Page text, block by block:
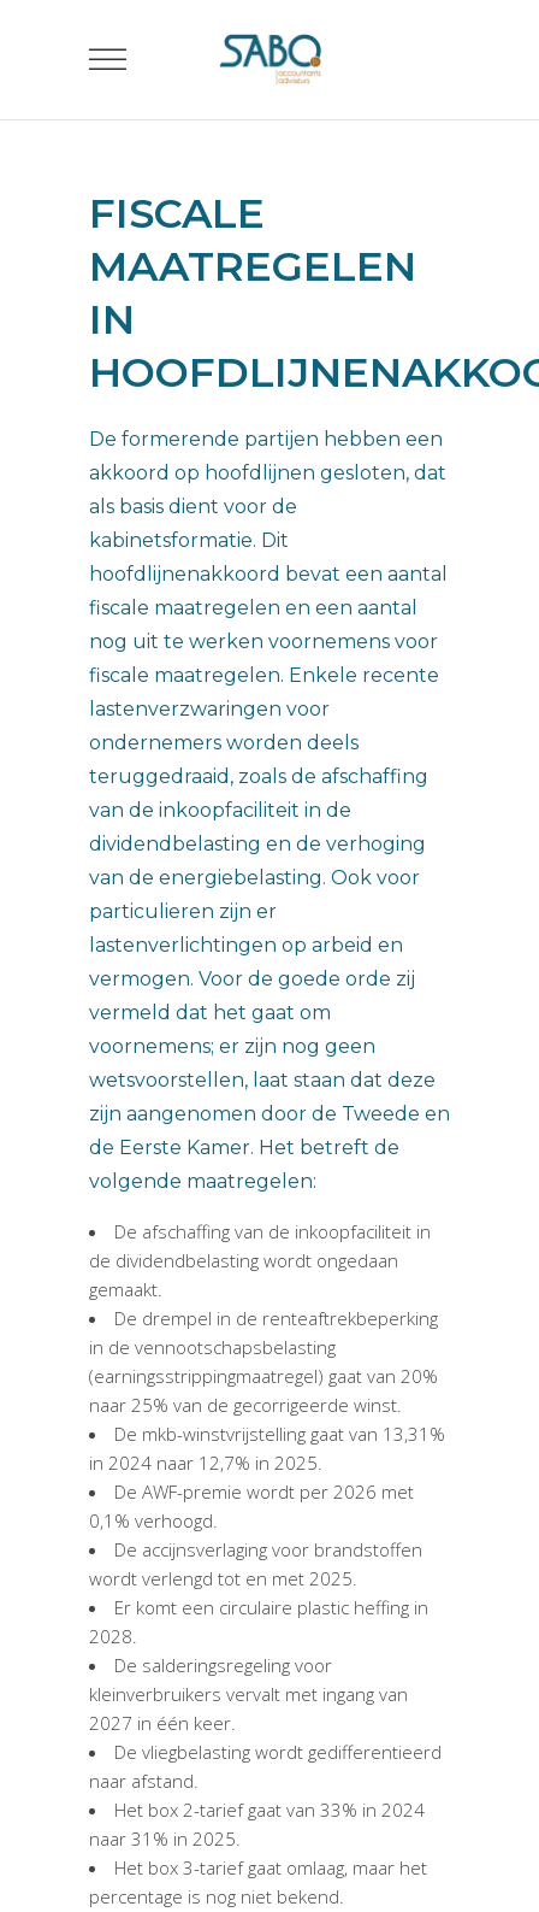
FISCALE
MAATREGELEN
IN
De formerende partijen hebben een
akkoord op hoofdlijnen gesloten, dat
als basis dient voor de
kabinetsformatie. Dit
hoofdlijnenakkoord bevat een aantal
fiscale maatregelen en een aantal
nog uit te werken voornemens voor
fiscale maatregelen. Enkele recente
lastenverzwaringen voor
ondernemers worden deels
teruggedraaid, zoals de afschaffing
van de inkoopfaciliteit in de
dividendbelasting en de verhoging
van de energiebelasting. Ook voor
particulieren zijn er
lastenverlichtingen op arbeid en
vermogen. Voor de goede orde zij
vermeld dat het gaat om
voornemens; er zijn nog geen
wetsvoorstellen, laat staan dat deze
zijn aangenomen door de Tweede en
de Eerste Kamer. Het betreft de
volgende maatregelen:
De afschaffing van de inkoopfaciliteit in
de dividendbelasting wordt ongedaan
gemaakt.
De drempel in de renteaftrekbeperking
in de vennootschapsbelasting
(earningsstrippingmaatregel) gaat van 20%
naar 25% van de gecorrigeerde winst.
De mkb-winstvrijstelling gaat van 13,31%
in 2024 naar 12,7% in 2025.
De AWF-premie wordt per 2026 met
0,1% verhoogd.
De accijnsverlaging voor brandstoffen
wordt verlengd tot en met 2025.
Er komt een circulaire plastic heffing in
2028.
De salderingsregeling voor
kleinverbruikers vervalt met ingang van
2027 in één keer.
De vliegbelasting wordt gedifferentieerd
naar afstand.
Het box 2-tarief gaat van 33% in 2024
naar 31% in 2025.
Het box 3-tarief gaat omlaag, maar het
percentage is nog niet bekend.